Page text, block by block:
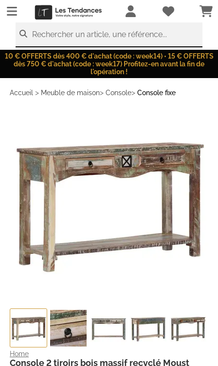
LesTendances.fr
Rechercher un article, une référence...
10 € OFFERTS dès 400 € d'achat (code : week14) • 15 € OFFERTS
dès 750 € d'achat (code : week17) Profitez-en avant la fin de
l'opération !
Accueil > Meuble de maison> Console> Console fixe
Home
Console 2 tiroirs bois massif recyclé Moust